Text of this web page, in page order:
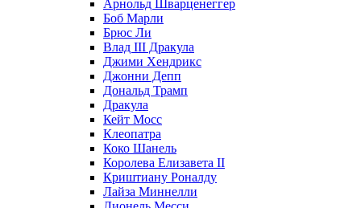
Арнольд Шварценеггер
Боб Марли
Брюс Ли
Влад III Дракула
Джими Хендрикс
Джонни Депп
Дональд Трамп
Дракула
Кейт Мосс
Клеопатра
Коко Шанель
Королева Елизавета II
Криштиану Роналду
Лайза Миннелли